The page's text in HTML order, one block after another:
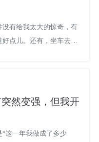
有给我太大的惊奇，有
点儿。还有，坐车去的
讷，哼～听了顿时崩
一般，还叫“小庐山”，
然变强，但我开
这一年我做成了多少